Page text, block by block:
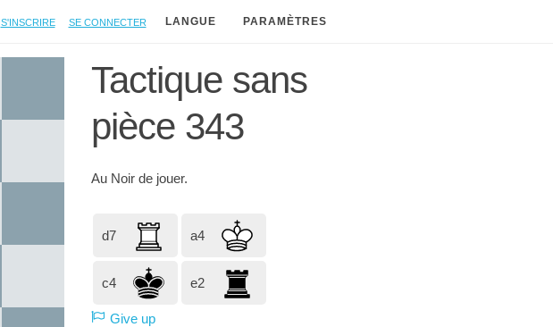
S'inscrire Se connecter LANGUE PARAMÈTRES
Tactique sans
pièce 343
Au Noir de jouer.
d7 a4
c4 e2
Give up